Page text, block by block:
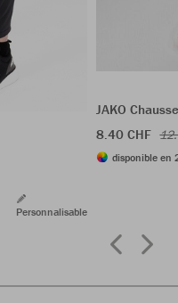
Personnalisable
JAKO
8.40 CHF
disponible en